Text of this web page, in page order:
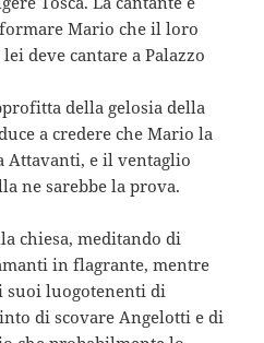
Mario che il loro
deve cantare a Palazzo
della gelosia della
a credere che Mario la
Attavanti, e il ventaglio
ne sarebbe la prova.
chiesa, meditando di
in flagrante, mentre
suoi luogotenenti di
di scovare Angelotti e di